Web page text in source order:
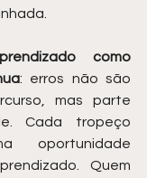
como
: erros não são
mas parte
Cada tropeço
oportunidade
Quem